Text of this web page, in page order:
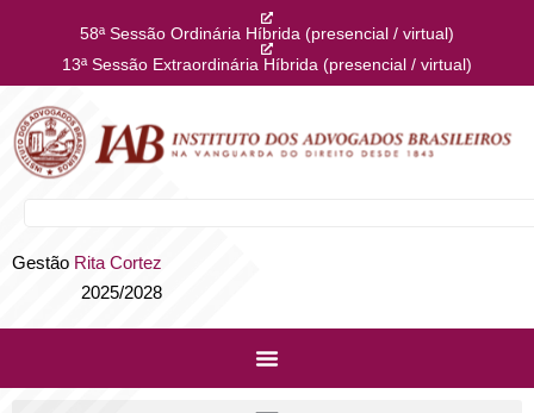
58ª Sessão Ordinária Híbrida (presencial / virtual)
13ª Sessão Extraordinária Híbrida (presencial / virtual)
Gestão Rita Cortez
2025/2028